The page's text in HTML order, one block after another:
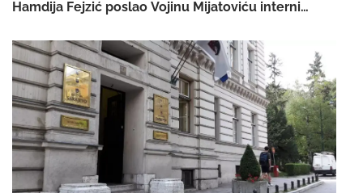
Hamdija Fejzić poslao Vojinu Mijatoviću interni